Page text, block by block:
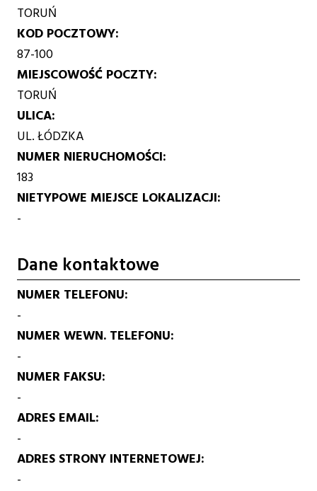
TORUŃ
KOD POCZTOWY
87-100
MIEJSCOWOŚĆ POCZTY
TORUŃ
ULICA
UL. ŁÓDZKA
NUMER NIERUCHOMOŚCI
183
NIETYPOWE MIEJSCE LOKALIZACJI
-
Dane kontaktowe
NUMER TELEFONU
-
NUMER WEWN. TELEFONU
-
NUMER FAKSU
-
ADRES EMAIL
-
ADRES STRONY INTERNETOWEJ
-